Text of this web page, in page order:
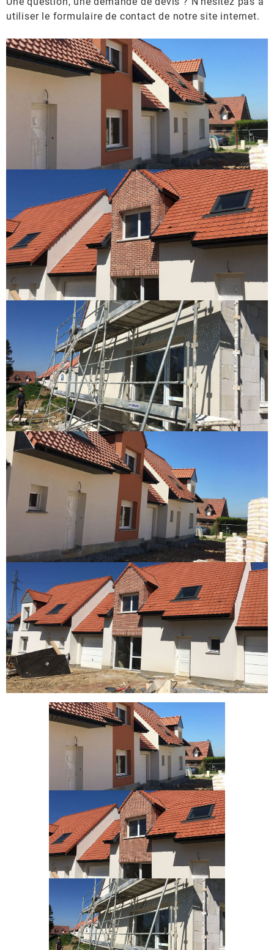
utiliser le formulaire de contact de notre site internet.